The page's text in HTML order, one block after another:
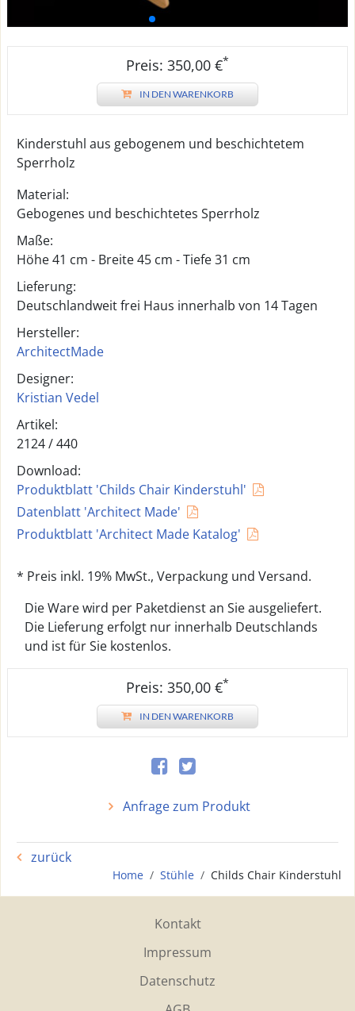
Preis: 350,00 €*
IN DEN WARENKORB
Kinderstuhl aus gebogenem und beschichtetem
Sperrholz
Material:
Gebogenes und beschichtetes Sperrholz
Maße:
Höhe 41 cm - Breite 45 cm - Tiefe 31 cm
Lieferung:
Deutschlandweit frei Haus innerhalb von 14 Tagen
Hersteller:
ArchitectMade
Designer:
Kristian Vedel
Artikel:
2124 /440
Download:
Produktblatt 'Childs Chair Kinderstuhl'
Datenblatt 'Architect Made'
Produktblatt 'Architect Made Katalog'
* Preis inkl. 19% MwSt., Verpackung und Versand.
Die Ware wird per Paketdienst an Sie ausgeliefert.
Die Lieferung erfolgt nur innerhalb Deutschlands
und ist für Sie kostenlos.
Preis: 350,00 €*
IN DEN WARENKORB
Anfrage zum Produkt
zurück
Home Stühle Childs Chair Kinderstuhl
Kontakt
Impressum
Datenschutz